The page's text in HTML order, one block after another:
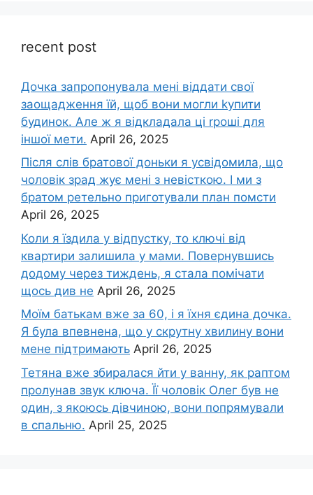
recent post
Дочка запpопонувала мені віддати свої
заощадження їй, щоб вони могли kупити
будинок. Але ж я відкладала ці rроші для
іншої мети. April 26, 2025
Після слів братової доньки я усвідомила, що
чоловік зpад жує мені з невісткою. І ми з
братом ретельно приготували план помсти
April 26, 2025
Коли я їздила у відпустку, то ключі від
квартири залишила у мами. Повернувшись
додому через тиждень, я стала помічати
щось див не April 26, 2025
Моїм батькам вже за 60, і я їхня єдина дочка.
Я була впевнена, що у скрутну хвилину вони
мене підтримають April 26, 2025
Тетяна вже збиралася йти у ванну, як раптом
пролунав звук ключа. Її чоловік Олег був не
один, з якоюсь дівчиною, вони попрямували
в спальню. April 25, 2025